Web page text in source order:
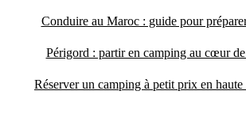
Conduire au Maroc : guide pour
Périgord : partir en camping au cœur
Réserver un camping à petit prix en haute